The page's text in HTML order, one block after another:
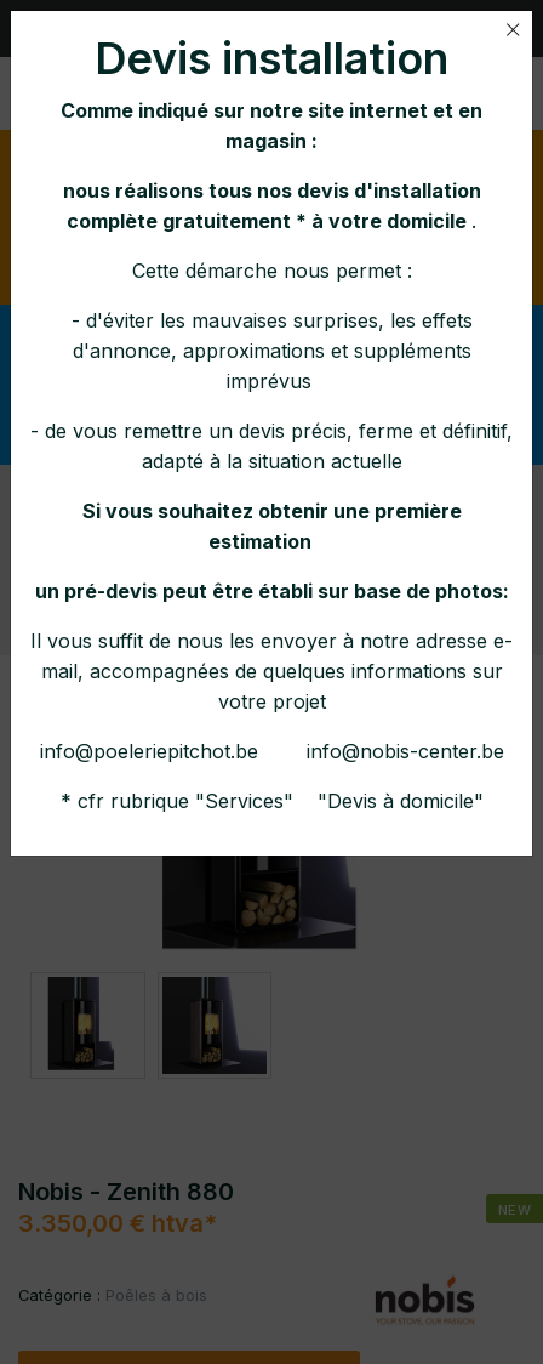
lundi mardi mercredi vendredi : 10h-
16h jeudi : 10h-12h 14h-16h samedi : 10h-15h
Pendant la canicule : fermé à 14h en semaine et le
Afin d'éviter tout malentendu lors de vos demandes,
pouvez-voussvp vérifier(dans la rubrique Services
: SAV, entretiens, pose)ce que nous réalisons (ou
pas) comme interventions et dans quelle zone.
Nobis - Zenith 880
Home Collections Poêles à bois
NEW
Nobis - Zenith 880
3.350,00 € htva*
Catégorie : Poêles à bois
Devis installation
Comme indiqué sur notre site internet et en
magasin :
nous réalisons tous nos devis d'installation
complète gratuitement * à votre domicile .
Cette démarche nous permet :
- d'éviter les mauvaises surprises, les effets
d'annonce, approximations et suppléments
imprévus
- de vous remettre un devis précis, ferme et définitif,
adapté à la situation actuelle
Si vous souhaitez obtenir une première
estimation
un pré-devis peut être établi sur base de photos:
Il vous suffit de nous les envoyer à notre adresse e-
mail, accompagnées de quelques informations sur
votre projet
info@poeleriepitchot.be info@nobis-center.be
* cfr rubrique "Services" "Devis à domicile"